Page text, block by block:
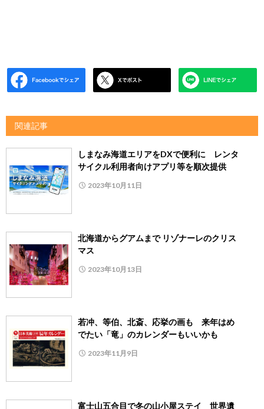
関連記事
しまなみ海道エリアをDXで便利に レンタ
サイクル利用者向けアプリ等を順次提供
2023年10月11日
北海道からグアムまで リゾナーレのクリス
マス
2023年10月13日
若冲、等伯、北斎、応挙の画も 来年はめ
でたい「竜」のカレンダーもいいかも
2023年11月9日
富士山五合目で冬の山小屋ステイ 世界遺